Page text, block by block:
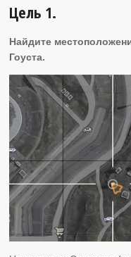
Цель 1.
Найдите
Гоуста.